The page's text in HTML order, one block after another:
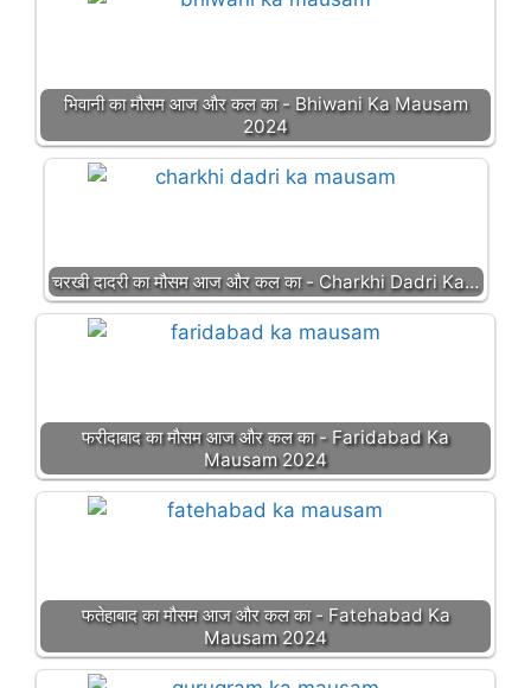
भिवानी का मौसम आज और कल का - Bhiwani Ka Mausam
2024
चरखी दादरी का मौसम आज और कल का - Charkhi Dadri Ka…
फरीदाबाद का मौसम आज और कल का - Faridabad Ka
Mausam 2024
फतेहाबाद का मौसम आज और कल का - Fatehabad Ka
Mausam 2024